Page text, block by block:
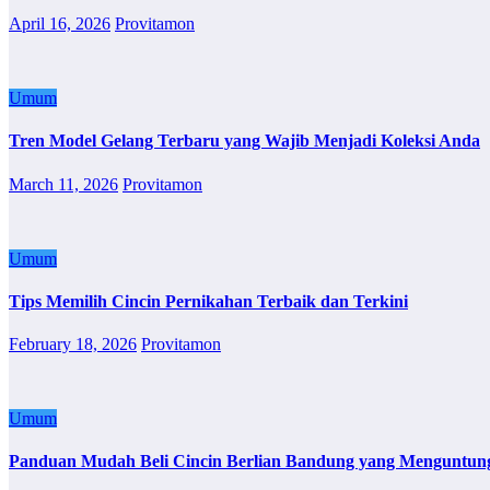
April 16, 2026 Provitamon
Umum
Tren Model Gelang Terbaru yang Wajib Menjadi Koleksi Anda
March 11, 2026 Provitamon
Umum
Tips Memilih Cincin Pernikahan Terbaik dan Terkini
February 18, 2026 Provitamon
Umum
Panduan Mudah Beli Cincin Berlian Bandung yang